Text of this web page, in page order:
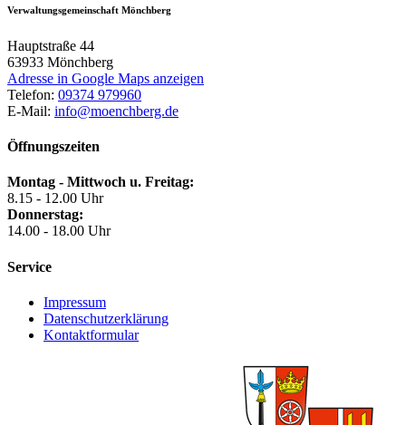
Verwaltungsgemeinschaft Mönchberg
Hauptstraße 44
63933 Mönchberg
Adresse in Google Maps anzeigen
Telefon: 09374 979960
E-Mail: info@moenchberg.de
Öffnungszeiten
Montag - Mittwoch u. Freitag:
8.15 - 12.00 Uhr
Donnerstag:
14.00 - 18.00 Uhr
Service
Impressum
Datenschutzerklärung
Kontaktformular